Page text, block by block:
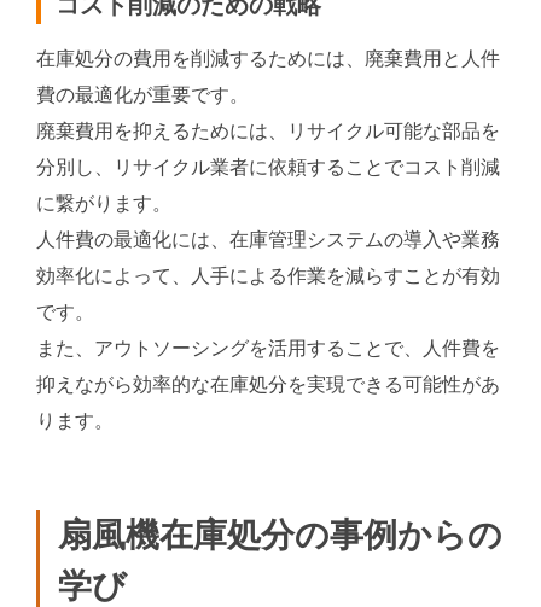
在庫処分の費用を削減するためには、廃棄費用と人件
費の最適化が重要です。
廃棄費用を抑えるためには、リサイクル可能な部品を
分別し、リサイクル業者に依頼することでコスト削減
に繋がります。
人件費の最適化には、在庫管理システムの導入や業務
効率化によって、人手による作業を減らすことが有効
です。
また、アウトソーシングを活用することで、人件費を
抑えながら効率的な在庫処分を実現できる可能性があ
ります。
扇風機在庫処分の事例からの
学び